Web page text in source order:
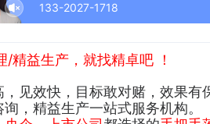
133-2027-1718
/精益生产，就找精卓吧 ！
，见效快，目标敢对赌，效果有
询，精益生产一站式服务机构。